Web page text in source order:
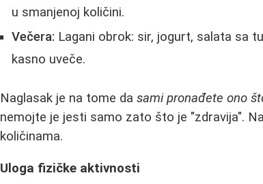
u smanjenoj količini.
Večera: Lagani obrok: sir, jogurt, salata sa
kasno uveče.
Naglasak je na tome dasami pronađete ono
nemojte je jesti samo zato što je "zdravija".
količinama.
Uloga fizičke aktivnosti